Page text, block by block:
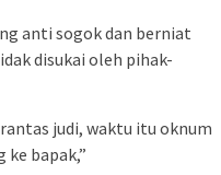
anti sogok dan berniat
disukai oleh pihak-
judi, waktu itu oknum
ke bapak,”